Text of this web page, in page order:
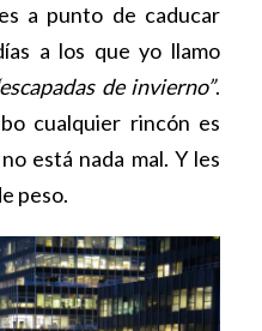
a punto de caducar
a los que yo llamo
de invierno”.
cualquier rincón es
está nada mal. Y les
peso.